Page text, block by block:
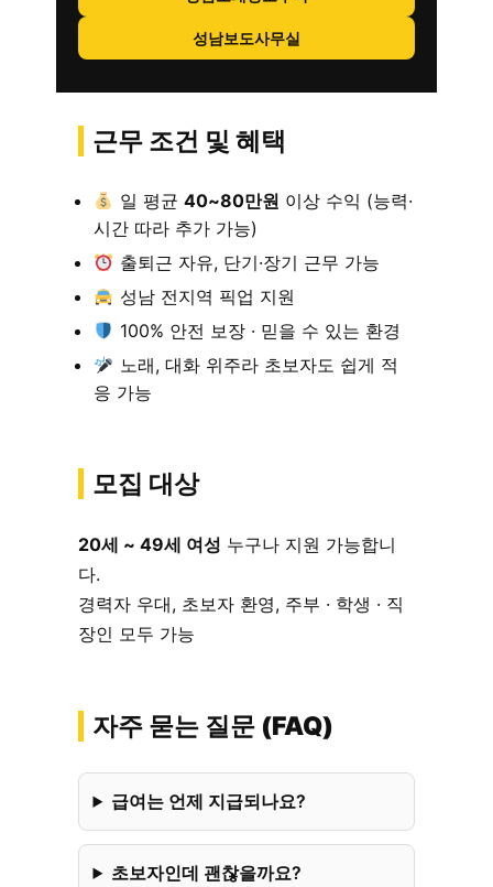
성남보도사무실
근무 조건 및 혜택
일 평균 40~80만원 이상 수익 (능력·
시간 따라 추가 가능)
출퇴근 자유, 단기·장기 근무 가능
성남 전지역 픽업 지원
100% 안전 보장 · 믿을 수 있는 환경
노래, 대화 위주라 초보자도 쉽게 적
응 가능
모집 대상
20세 ~ 49세 여성 누구나 지원 가능합니
다.
경력자 우대, 초보자 환영, 주부 · 학생 · 직
장인 모두 가능
자주 묻는 질문 (FAQ)
급여는 언제 지급되나요?
초보자인데 괜찮을까요?